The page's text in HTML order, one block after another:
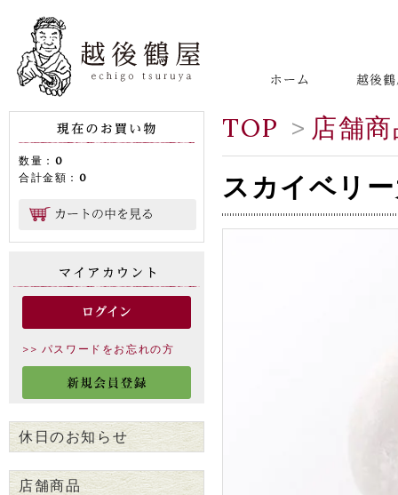
TOP > 店舗
スカイベリ
数量： 0
合計金額： 0
>> パスワードをお忘れの方
休日のお知らせ
店舗商品